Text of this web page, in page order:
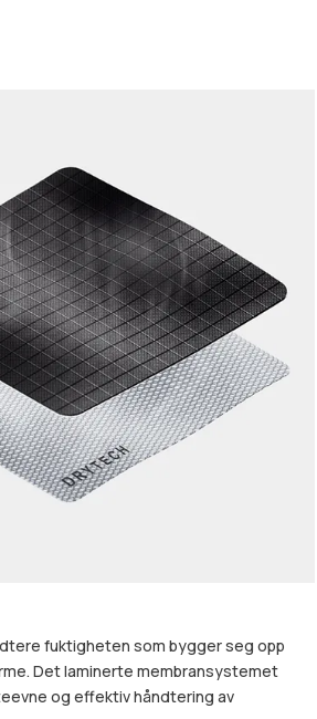
fuktigheten som bygger seg opp
Det laminerte membransystemet
og effektiv håndtering av